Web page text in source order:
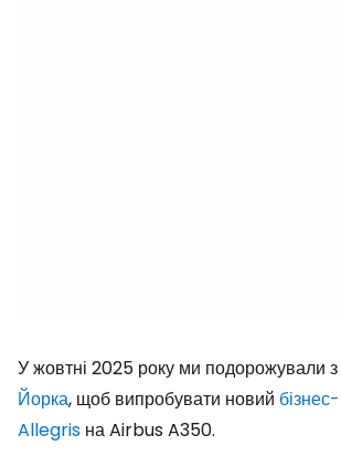
У жовтні 2025 року ми подорожували
Йорка, щоб випробувати новий
Allegris на Airbus A350.